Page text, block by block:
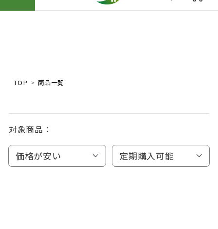
TOP 商品一覧
対象商品：
価格が安い 定期購入可能